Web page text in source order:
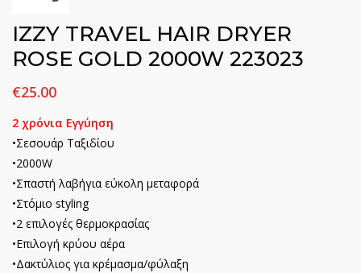
IZZY TRAVEL HAIR DRYER
ROSE GOLD 2000W 223023
€25.00
2 χρόνια Εγγύηση
•Σεσουάρ Ταξιδίου
•2000W
•Σπαστή λαβήγια εύκολη μεταφορά
•Στόμιο styling
•2 επιλογές θερμοκρασίας
•Επιλογή κρύου αέρα
•Δακτύλιος για κρέμασμα/φύλαξη